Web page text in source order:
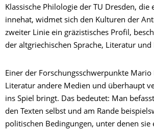
Klassische Philologie der TU Dresden, die
innehat, widmet sich den Kulturen der
zweiter Linie ein gräzistisches Profil,
der altgriechischen Sprache, Literatur und
Einer der Forschungsschwerpunkte
Literatur andere Medien und überhaupt
ins Spiel bringt. Das bedeutet: Man
den Texten selbst und am Rande
politischen Bedingungen, unter denen sie